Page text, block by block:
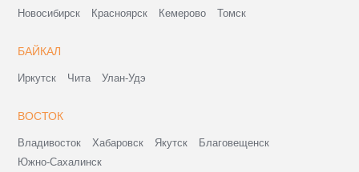
Новосибирск Красноярск Кемерово Томск
БАЙКАЛ
Иркутск Чита Улан-Удэ
ВОСТОК
Владивосток Хабаровск Якутск
Благовещенск
Южно-Сахалинск